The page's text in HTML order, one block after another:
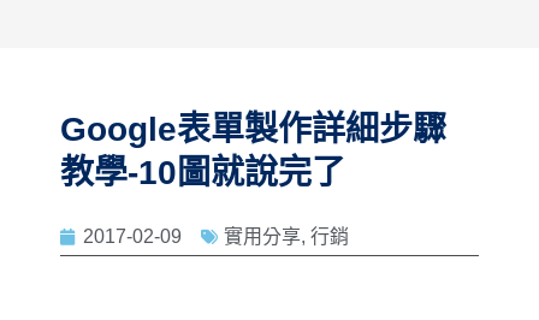
Google表單製作詳細步驟
教學-10圖就說完了
2017-02-09 實用分享, 行銷